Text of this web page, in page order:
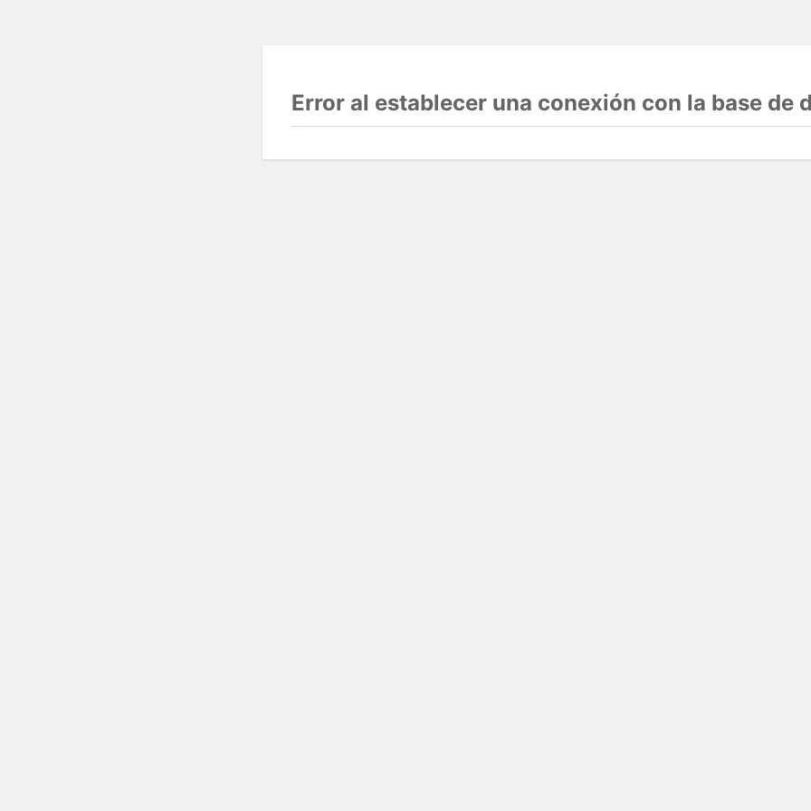
Error al establecer una conexión con la base de